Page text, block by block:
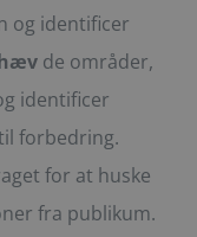
og identificer
de områder,
identificer
forbedring.
for at huske
fra publikum.